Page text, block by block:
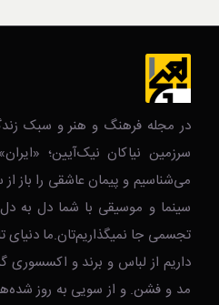
در مجله فرهنگ و هنر و سبک
سرزمین نیاکان نیک‌‌‌آیین؛
می‌شناسیم و پیمان عاشقی را باز
سینما و موسیقی با شما دل به دل
تجسمی جا نمیگذاریم‌تان.ما دنیای
داریم از لباس و برند و اکسسوری
مد و فشن. و از سویی به روز